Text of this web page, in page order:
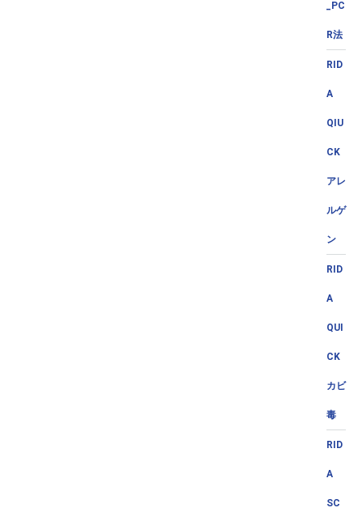
_PC
R法
RID
A
QIU
CK
アレ
ルゲ
ン
RID
A
QUI
CK
カビ
毒
RID
A
SC